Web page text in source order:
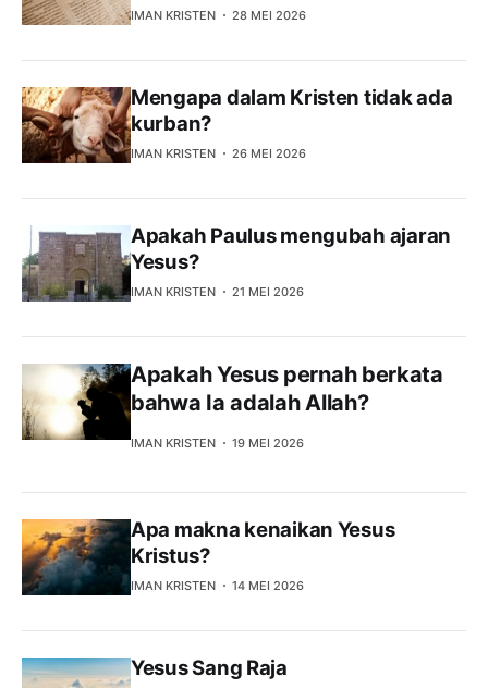
IMAN KRISTEN 28 MEI 2026
Mengapa dalam Kristen tidak ada
kurban?
IMAN KRISTEN 26 MEI 2026
Apakah Paulus mengubah ajaran
Yesus?
IMAN KRISTEN 21 MEI 2026
Apakah Yesus pernah berkata
bahwa Ia adalah Allah?
IMAN KRISTEN 19 MEI 2026
Apa makna kenaikan Yesus
Kristus?
IMAN KRISTEN 14 MEI 2026
Yesus Sang Raja